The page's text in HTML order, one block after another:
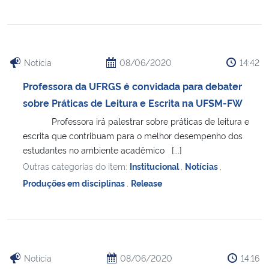
Notícia 08/06/2020 14:42
Professora da UFRGS é convidada para debater
sobre Práticas de Leitura e Escrita na UFSM-FW
Professora irá palestrar sobre práticas de leitura e
escrita que contribuam para o melhor desempenho dos
estudantes no ambiente acadêmico [...]
Outras categorias do item: Institucional Notícias
Produções em disciplinas Release
Notícia 08/06/2020 14:16